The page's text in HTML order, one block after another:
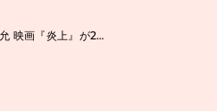
年春に公開。歌舞伎町をオリジナル脚本で描く